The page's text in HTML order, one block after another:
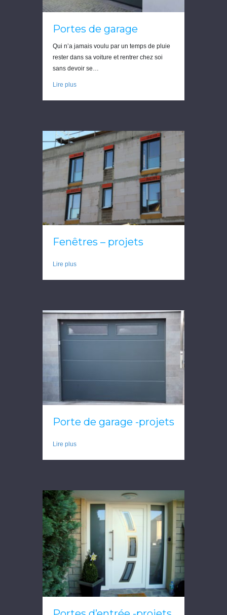
Portes de garage
Qui n’a jamais voulu par un temps de pluie
rester dans sa voiture et rentrer chez soi
sans devoir se…
Lire plus
Fenêtres – projets
Lire plus
Porte de garage -projets
Lire plus